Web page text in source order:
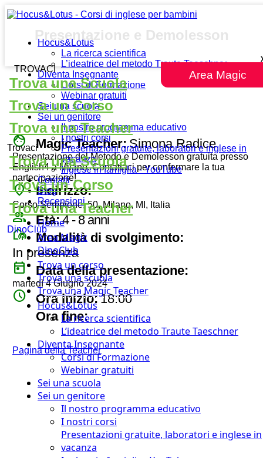
Hocus&Lotus
La ricerca scientifica
L’ideatrice del metodo Traute Taeschner
Diventa Insegnante
Corsi di Formazione
Webinar gratuiti
Sei una scuola
Sei un genitore
Il nostro programma educativo
I nostri corsi
Presentazioni gratuite, laboratori e inglese in
vacanza
Inglese in famiglia - YouTube
Contatti
Blog
Recensioni
Home
Area Magic
DinoClub
Trova un corso
Trova una scuola
Trova una Magic Teacher
Hocus&Lotus
La ricerca scientifica
L’ideatrice del metodo Traute Taeschner
Diventa Insegnante
Corsi di Formazione
Webinar gratuiti
Sei una scuola
Sei un genitore
Il nostro programma educativo
I nostri corsi
Presentazioni gratuite, laboratori e inglese in
vacanza
Area Magic
TROVACI
Trova una Scuola
Trova un Corso
Trova una Teacher
Trovaci
Trova una Scuola
Trova un Corso
Trova una Teacher
DinoClub
Presentazione e Demolesson
face Magic Teacher:Simona Radice
Presentazione del Metodo e Demolesson gratuita presso
English4 a Milano. Contattaci per confermare la tua
partecipazione!
place Indirizzo:
Corso Sempione, 50, Milano, MI, Italia
group Età:4 - 8 anni
broadcast_on_personal
Modalità di svolgimento:
In presenza
today Data della presentazione:
martedì 4 Giugno 2024
watch_later Ora inizio:18:00
Ora fine:
Pagina della Teacher